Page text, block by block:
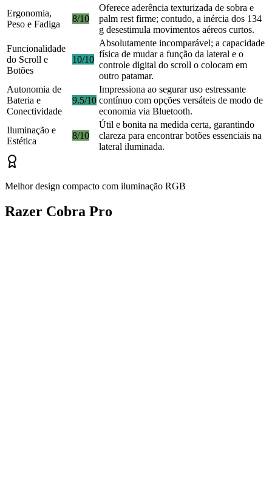
Ergonomia,
Peso e Fadiga
8/10
Oferece aderência texturizada de sobra e
palm rest firme; contudo, a inércia dos 134
g desestimula movimentos aéreos curtos.
Funcionalidade
do Scroll e
Botões
10/10
Absolutamente incomparável; a capacidade
física de mudar a função da lateral e o
controle digital do scroll o colocam em
outro patamar.
Autonomia de
Bateria e
Conectividade
9.5/10
Impressiona ao segurar uso estressante
contínuo com opções versáteis de modo de
economia via Bluetooth.
Iluminação e
Estética
8/10
Útil e bonita na medida certa, garantindo
clareza para encontrar botões essenciais na
lateral iluminada.
Melhor design compacto com iluminação RGB
Razer Cobra Pro